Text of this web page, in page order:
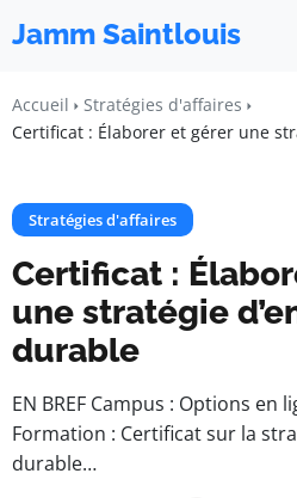
Jamm Saintlouis
Accueil
Stratégies d'affaires
Certificat : Élaborer et gérer une
Stratégies d'affaires
Certificat :
une stratégie
durable
EN BREF Campus : Options en
Formation : Certificat sur la
durable…